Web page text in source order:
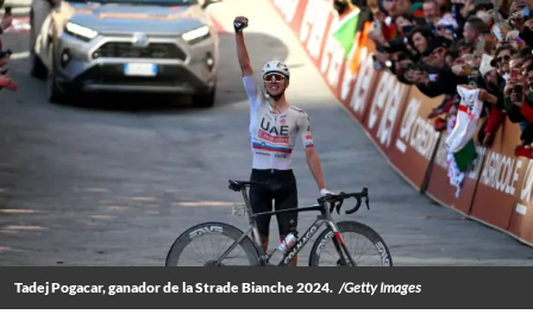
Tadej Pogacar, ganador de la Strade Bianche 2024. /Getty Images